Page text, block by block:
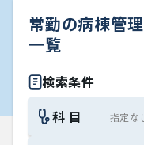
定期非常勤の求人
特集から探す
エージェントサー
常勤の病棟管理
一覧
検索条件
科 目